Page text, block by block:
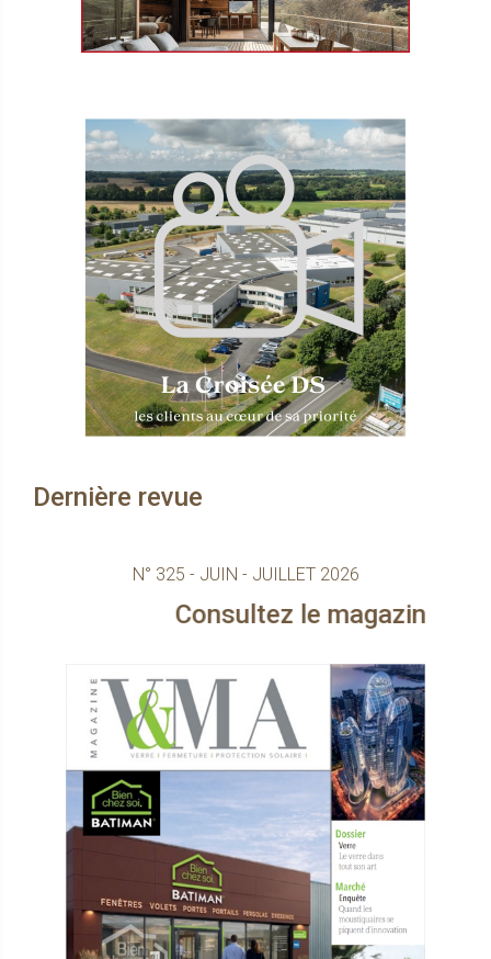
Dernière revue
N° 325 - JUIN - JUILLET 2026
Consultez le magazine